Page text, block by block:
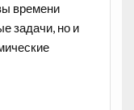
времени
задачи, но и